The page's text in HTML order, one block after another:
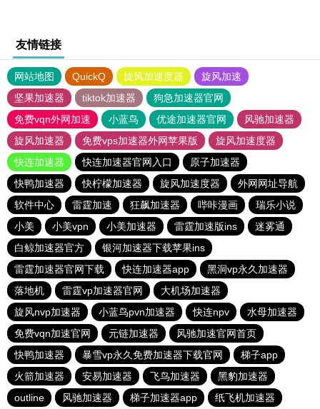
友情链接
网站地图 QuickQ 旋风加速度器
旋风加速
坚果加速器
tiktok加速器
狗急加速器官网
免费vqn外网加速
小蓝鸟 优途加速器官网
风驰加速器
旋风加速器
免费vps加速器外网苹果版
旋风加速度器
快连加速器
快连加速器官网入口
原子加速器
快鸭加速器
快柠檬加速器 旋风加速度器
外网网址导航
软件中心
雷霆加速 狂飙加速器 哔咔漫画
瑞乐小说
小美
小美vpn 小美加速器 雷霆加速版ins
迷雾通
白鲸加速器官方
银河加速器下载苹果ins
雷霆加速器官网下载
快连加速器app
黑洞vp永久加速器
落地机
雷霆vp加速器官网
大机场加速器
旋风nvp加速器
小蓝鸟pvn加速器 快连npv
水母加速器
免费vqn加速官网
元链加速器
风驰加速官网首页
快鸭加速器
暴雪vp永久免费加速器下载官网
梯子app
火箭加速器
安易加速器 飞鸟加速器
黑豹加速器
outline
风驰加速器 梯子加速器app 纸飞机加速器